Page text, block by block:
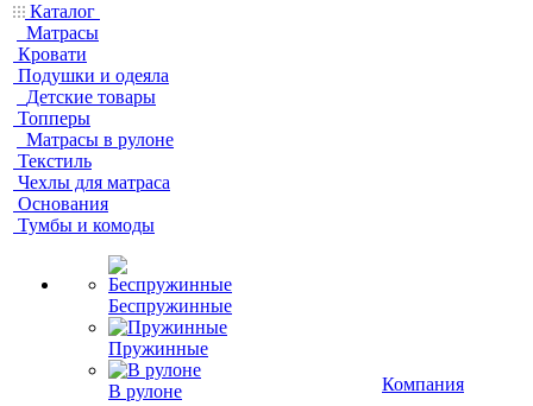
Каталог
Матрасы
Кровати
Подушки и одеяла
Детские товары
Топперы
Матрасы в рулоне
Текстиль
Чехлы для матраса
Основания
Тумбы и комоды
Беспружинные
Пружинные
В рулоне
Компания